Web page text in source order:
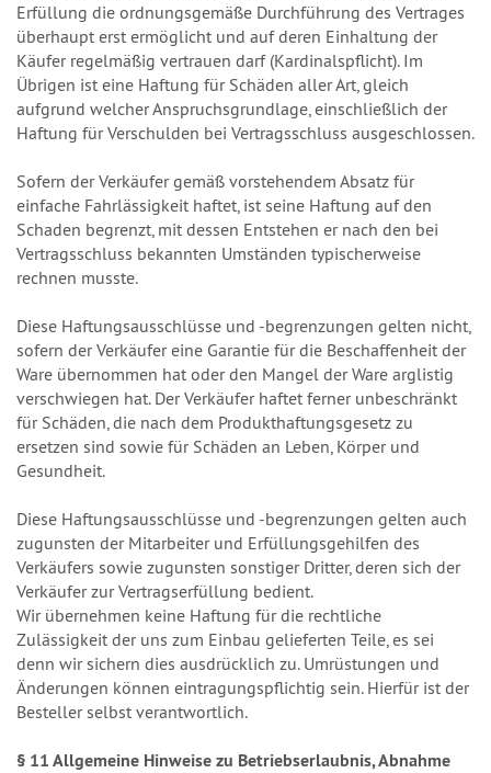
Erfüllung die ordnungsgemäße Durchführung des Vertrages
überhaupt erst ermöglicht und auf deren Einhaltung der
Käufer regelmäßig vertrauen darf (Kardinalspflicht). Im
Übrigen ist eine Haftung für Schäden aller Art, gleich
aufgrund welcher Anspruchsgrundlage, einschließlich der
Haftung für Verschulden bei Vertragsschluss ausgeschlossen.
Sofern der Verkäufer gemäß vorstehendem Absatz für
einfache Fahrlässigkeit haftet, ist seine Haftung auf den
Schaden begrenzt, mit dessen Entstehen er nach den bei
Vertragsschluss bekannten Umständen typischerweise
rechnen musste.
Diese Haftungsausschlüsse und -begrenzungen gelten nicht,
sofern der Verkäufer eine Garantie für die Beschaffenheit der
Ware übernommen hat oder den Mangel der Ware arglistig
verschwiegen hat. Der Verkäufer haftet ferner unbeschränkt
für Schäden, die nach dem Produkthaftungsgesetz zu
ersetzen sind sowie für Schäden an Leben, Körper und
Gesundheit.
Diese Haftungsausschlüsse und -begrenzungen gelten auch
zugunsten der Mitarbeiter und Erfüllungsgehilfen des
Verkäufers sowie zugunsten sonstiger Dritter, deren sich der
Verkäufer zur Vertragserfüllung bedient.
Wir übernehmen keine Haftung für die rechtliche
Zulässigkeit der uns zum Einbau gelieferten Teile, es sei
denn wir sichern dies ausdrücklich zu. Umrüstungen und
Änderungen können eintragungspflichtig sein. Hierfür ist der
Besteller selbst verantwortlich.
§ 11 Allgemeine Hinweise zu Betriebserlaubnis, Abnahme